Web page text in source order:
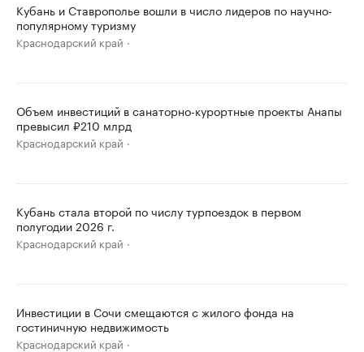
Кубань и Ставрополье вошли в число лидеров по научно-
популярному туризму
Краснодарский край
Объем инвестиций в санаторно-курортные проекты Анапы
превысил ₽210 млрд
Краснодарский край
Кубань стала второй по числу турпоездок в первом
полугодии 2026 г.
Краснодарский край
Инвестиции в Сочи смещаются с жилого фонда на
гостиничную недвижимость
Краснодарский край